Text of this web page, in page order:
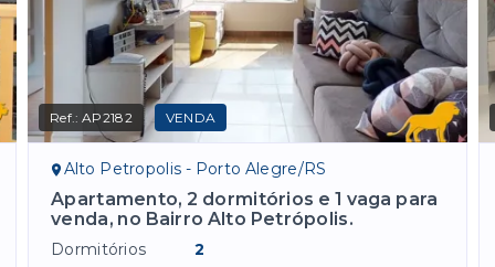
Ref.:AP2182 VENDA
Alto Petropolis - Porto Alegre/RS
Apartamento, 2 dormitórios e 1 vaga para
venda, no Bairro Alto Petrópolis.
Dormitórios
2